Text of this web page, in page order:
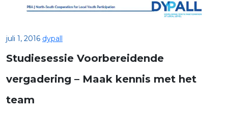
juli 1, 2016 dypall
Studiesessie Voorbereidende
vergadering – Maak kennis met het
team